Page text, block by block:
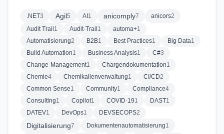
.NET3 Agil5 AI 1 anicomply7 anicors2
Audit Trail 1 Audit-Trail 1 automa+1
Automatisierung2 B2B1 Best Practices1 Big Data1
Build Automation1 Business Analysis1 C#3
Change-Management1 Chargendokumentation1
Chemie4 Chemikalienverwaltung1 CI/CD2
Common Sense1 Community1 Compliance4
Consulting1 Copilot1 COVID-191 DAST1
DATEV1 DevOps1 DEVSECOPS2
Digitalisierung7 Dokumentenautomatisierung1